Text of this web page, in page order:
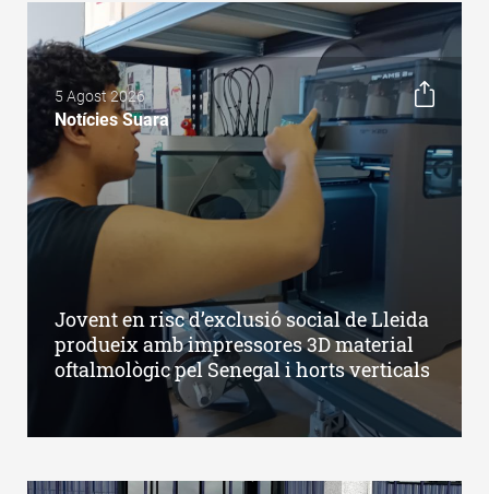
5 Agost 2026
Notícies Suara
Jovent en risc d’exclusió social de Lleida
produeix amb impressores 3D material
oftalmològic pel Senegal i horts verticals